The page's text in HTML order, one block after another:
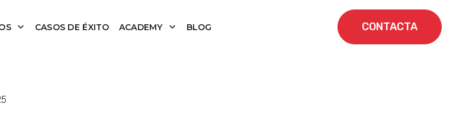
CASOS DE ÉXITO ACADEMY BLOG CONTACTA